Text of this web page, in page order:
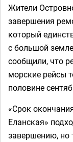
Жители
завершения
который
с большой
сообщили, что
морские рейсы
половине
«Срок
Еланская»
завершению, но